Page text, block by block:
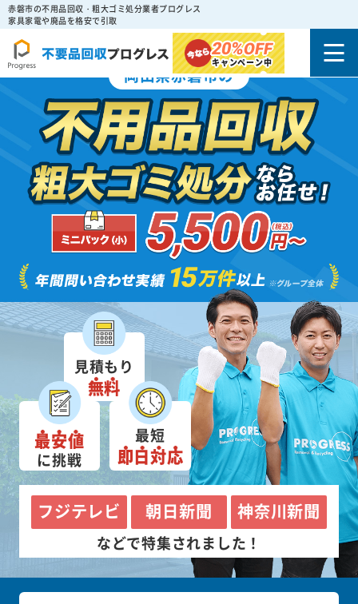
赤磐市の不用品回収・粗大ゴミ処分業者プログレス
家具家電や廃品を格安で引取
20%OFF
キャンペーン中
岡山県赤磐市の
見積もり
無料
最安値
に挑戦
最短
即日対応
フジテレビ 朝日新聞 神奈川新聞
などで特集されました！